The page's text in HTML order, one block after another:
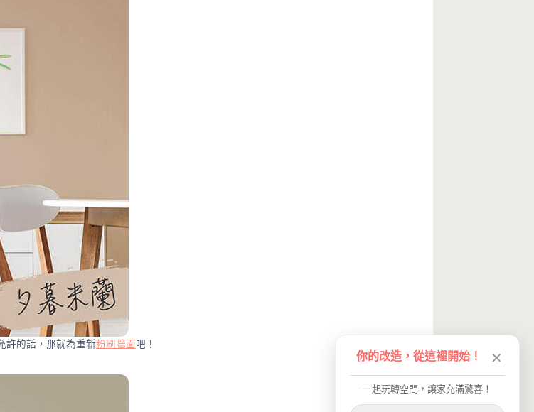
許的話，那就為重新粉刷牆面 吧！
你的改造，從這裡開始！ ✕
一起玩轉空間，讓家充滿驚喜！